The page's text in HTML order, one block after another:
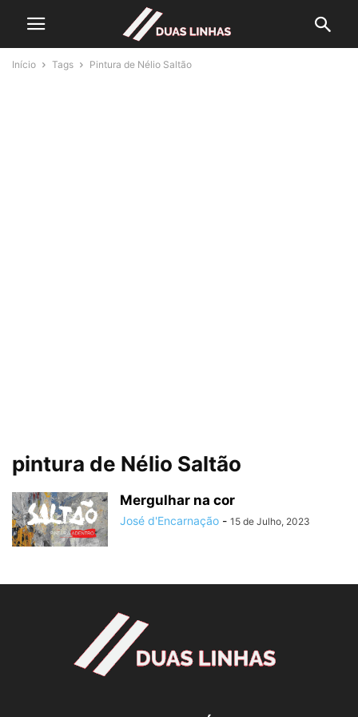
Início Tags Pintura de Nélio Saltão
pintura de Nélio Saltão
Mergulhar na cor
José d'Encarnação - 15 de Julho, 2023